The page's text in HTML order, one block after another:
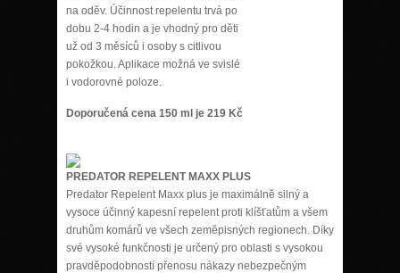
na oděv. Účinnost repelentu trvá po
dobu 2-4 hodin a je vhodný pro děti
už od 3 měsíců i osoby s citlivou
pokožkou. Aplikace možná ve svislé
i vodorovné poloze.
Doporučená cena 150 ml je 219 Kč
PREDATOR REPELENT MAXX PLUS
Predator Repelent Maxx plus je maximálně silný a
vysoce účinný kapesní repelent proti klíšťatům a všem
druhům komárů ve všech zeměpisných regionech. Díky
své vysoké funkčnosti je určený pro oblasti s vysokou
pravděpodobností přenosu nákazy nebezpečným